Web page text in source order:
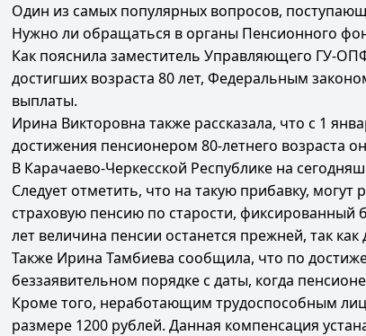
Один из самых популярных вопросов,
Нужно ли обращаться в органы Пенсионного
Как пояснила заместитель Управляющего ГУ-
достигших возраста 80 лет, Федеральным
выплаты.
Ирина Викторовна также рассказала, что с 1
достижения пенсионером 80-летнего возраста
В Карачаево-Черкесской Республике на
Следует отметить, что на такую прибавку,
страховую пенсию по старости, фиксированный
лет величина пенсии останется прежней, так
Также Ирина Тамбиева сообщила, что по
беззаявительном порядке с даты, когда
Кроме того, неработающим трудоспособным
размере 1200 рублей. Данная компенсация